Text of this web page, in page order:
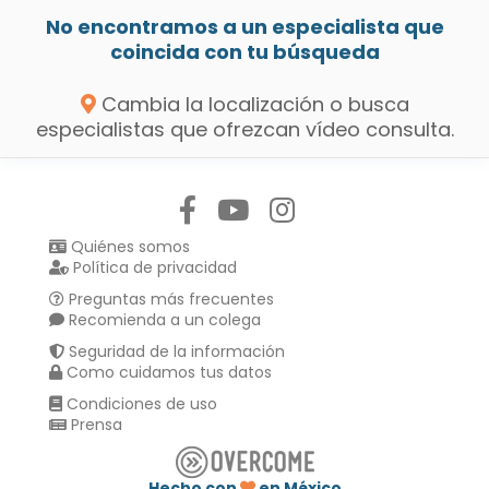
No encontramos a un especialista que
coincida con tu búsqueda
Cambia la localización o busca
especialistas que ofrezcan vídeo consulta.
Quiénes somos
Política de privacidad
Preguntas más frecuentes
Recomienda a un colega
Seguridad de la información
Como cuidamos tus datos
Condiciones de uso
Prensa